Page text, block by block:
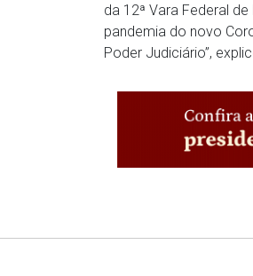
da 12ª Vara Federal
pandemia do novo
Poder Judiciário”,